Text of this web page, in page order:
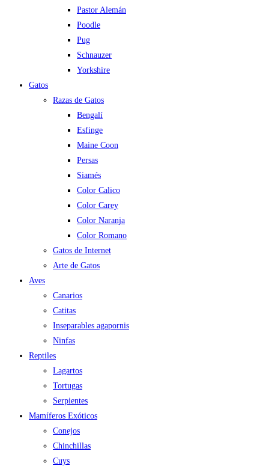
Pastor Alemán
Poodle
Pug
Schnauzer
Yorkshire
Gatos
Razas de Gatos
Bengalí
Esfinge
Maine Coon
Persas
Siamés
Color Calico
Color Carey
Color Naranja
Color Romano
Gatos de Internet
Arte de Gatos
Aves
Canarios
Catitas
Inseparables agapornis
Ninfas
Reptiles
Lagartos
Tortugas
Serpientes
Mamíferos Exóticos
Conejos
Chinchillas
Cuys